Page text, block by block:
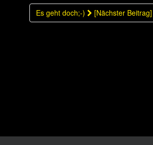
Es geht doch;-) [Nächster Beitrag]